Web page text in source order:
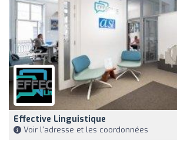
Effective Linguistique
Voir l'adresse et les coordonnées